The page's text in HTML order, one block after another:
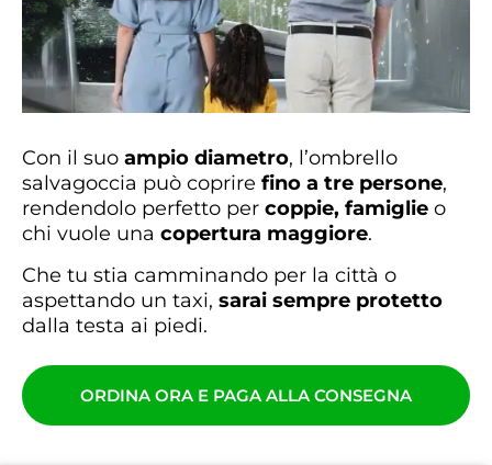
Con il suo ampio diametro, l’ombrello
salvagoccia può coprire fino a tre persone,
rendendolo perfetto per coppie, famiglie o
chi vuole una copertura maggiore.
Che tu stia camminando per la città o
aspettando un taxi, sarai sempre protetto
dalla testa ai piedi.
ORDINA ORA E PAGA ALLA CONSEGNA